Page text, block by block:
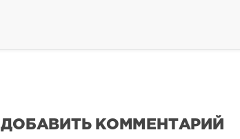
ДОБАВИТЬ КОММЕНТАРИЙ